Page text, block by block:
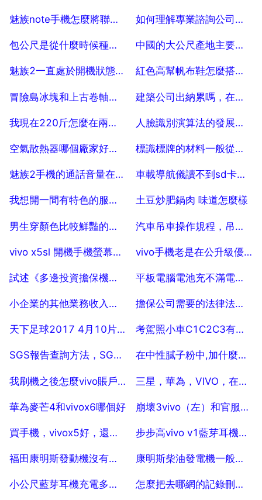
2025-07-29 2025-07-29
魅族note手機怎麼將聯絡人加入黑名單上的人
2025-07-29
如何理解專業諮詢公司的客戶開發（上）
2025-07-29
包公尺是從什麼時候種植的，玉公尺什麼時候種植什麼時候可以收穫？
2025-07-29
中國的大公尺產地主要分佈在哪裡呢？
2025-07-29
魅族2一直處於開機狀態怎麼辦
2025-07-29
紅色高幫帆布鞋怎麼搭配衣服褲子？
2025-07-29
冒險島冰塊和上古卷軸到底哪裡出啊！
2025-07-29
建築公司出納累嗎，在公司當出納員累嗎？工資怎麼樣
2025-07-29
我現在220斤怎麼在兩年內減到50斤
2025-07-29
人臉識別演算法的發展趨勢，人臉識別技術目前的發展前景是什麼樣的
2025-07-29
空氣散熱器哪個廠家好？家用鋼製散熱器廠家哪個好？
2025-07-29
標識標牌的材料一般從哪裡能大批量的買到？
2025-07-29
魅族2手機的通話音量在哪裡調？？
2025-07-29
車載導航儀讀不到sd卡，車載導航讀不出來SD卡了
2025-07-29
我想開一間有特色的服裝店，有什麼好建議嗎？
2025-07-29
土豆炒肥鍋肉 味道怎麼樣
2025-07-29
男生穿顏色比較鮮豔的帆布鞋合適麼？求答案
2025-07-29
汽車吊車操作規程，吊車的安全操作規程
2025-07-29
vivo x5sl 開機手機螢幕不顯示但是觸屏有用是怎麼回事
2025-07-29
vivo手機老是在公升級優化怎麼辦
2025-07-29
試述《多邊投資擔保機構公約》承保的條件
2025-07-29
平板電腦電池充不滿電，是電池壞了？
2025-07-29
小企業的其他業務收入包括 多選題）
2025-07-29
擔保公司需要的法律法規，擔保公司需要了解的法律法規有哪些
2025-07-29
天下足球2017 4月10片尾曲是什麼歌？
2025-07-29
考駕照小車C1C2C3有什麼區別
2025-07-29
SGS報告查詢方法，SGS證書在網上怎樣檢測它的真實性？
2025-07-29
在中性膩子粉中,加什麼化工的硬度更好呢
2025-07-29
我刷機之後怎麼vivo賬戶還不能重置
2025-07-29
三星，華為，VIVO，在同價位的情況下，那個品牌手機最好？
2025-07-29
華為麥芒4和vivox6哪個好
2025-07-29
崩壞3vivo（左）和官服（右）有什麼區別
2025-07-29
買手機，vivox5好，還是oppor7好
2025-07-29
步步高vivo v1藍芽耳機怎麼使用
2025-07-29
福田康明斯發動機沒有力氣怎麼去修
2025-07-29
康明斯柴油發電機一般價格在多少？
2025-07-29
小公尺藍芽耳機充電多長時間合適 怎麼把去哪網的記錄刪除掉